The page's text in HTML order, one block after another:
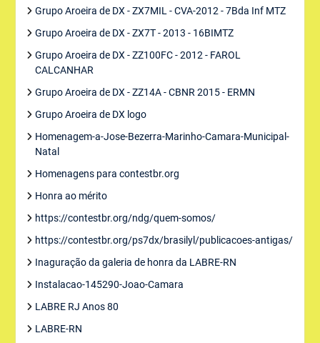
Grupo Aroeira de DX - ZX7MIL - CVA-2012 - 7Bda Inf MTZ
Grupo Aroeira de DX - ZX7T - 2013 - 16BIMTZ
Grupo Aroeira de DX - ZZ100FC - 2012 - FAROL
CALCANHAR
Grupo Aroeira de DX - ZZ14A - CBNR 2015 - ERMN
Grupo Aroeira de DX logo
Homenagem-a-Jose-Bezerra-Marinho-Camara-Municipal-
Natal
Homenagens para contestbr.org
Honra ao mérito
https://contestbr.org/ndg/quem-somos/
https://contestbr.org/ps7dx/brasilyl/publicacoes-antigas/
Inaguração da galeria de honra da LABRE-RN
Instalacao-145290-Joao-Camara
LABRE RJ Anos 80
LABRE-RN